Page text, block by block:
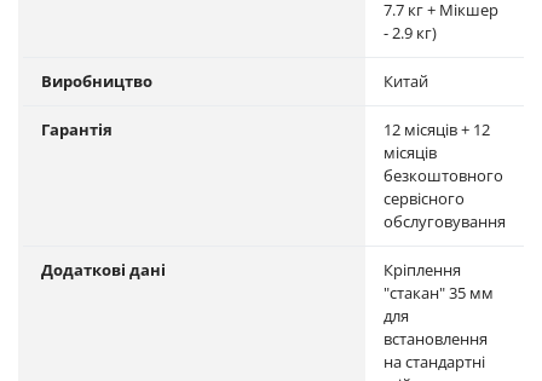
7.7 кг + Мікшер
- 2.9 кг)
Виробництво Китай
Гарантія
12 місяців + 12
місяців
безкоштовного
сервісного
обслуговування
Додаткові дані
Кріплення
"стакан" 35 мм
для
встановлення
на стандартні